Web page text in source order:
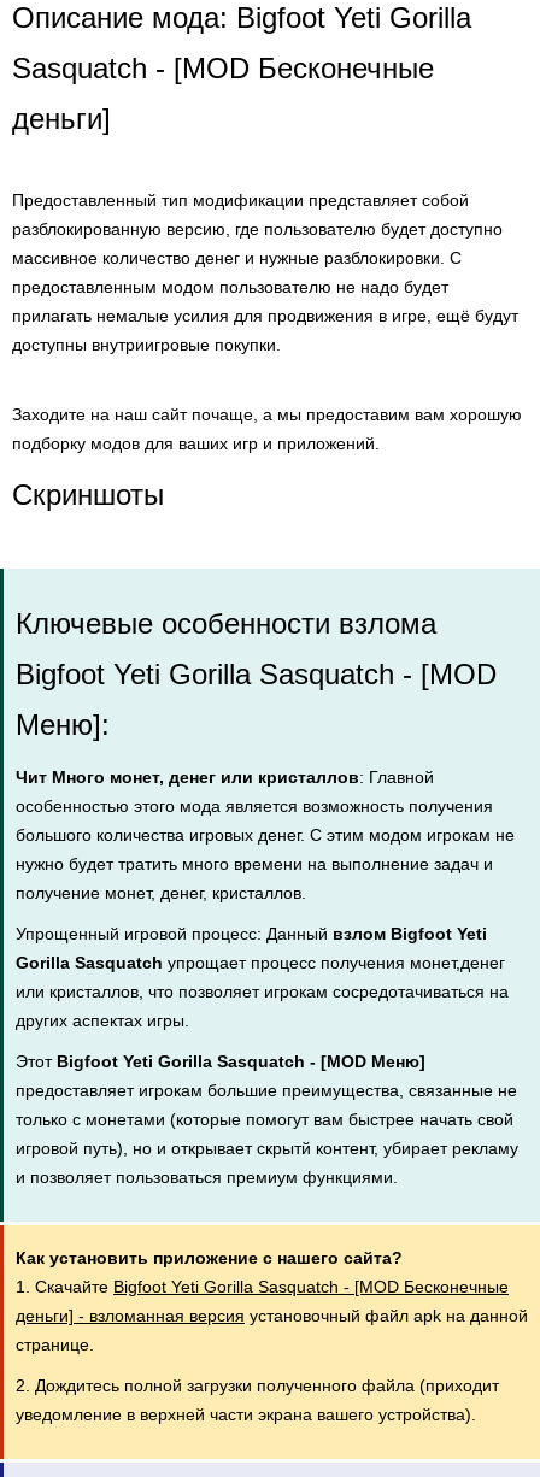
Описание мода: Bigfoot Yeti Gorilla
Sasquatch - [MOD Бесконечные
деньги]
Предоставленный тип модификации представляет собой
разблокированную версию, где пользователю будет доступно
массивное количество денег и нужные разблокировки. С
предоставленным модом пользователю не надо будет
прилагать немалые усилия для продвижения в игре, ещё будут
доступны внутриигровые покупки.
Заходите на наш сайт почаще, а мы предоставим вам хорошую
подборку модов для ваших игр и приложений.
Скриншоты
Ключевые особенности взлома
Bigfoot Yeti Gorilla Sasquatch - [MOD
Меню]:
Чит Много монет, денег или кристаллов: Главной
особенностью этого мода является возможность получения
большого количества игровых денег. С этим модом игрокам не
нужно будет тратить много времени на выполнение задач и
получение монет, денег, кристаллов.
Упрощенный игровой процесс: Данный взлом Bigfoot Yeti
Gorilla Sasquatch упрощает процесс получения монет,денег
или кристаллов, что позволяет игрокам сосредотачиваться на
других аспектах игры.
Этот Bigfoot Yeti Gorilla Sasquatch - [MOD Меню]
предоставляет игрокам большие преимущества, связанные не
только с монетами (которые помогут вам быстрее начать свой
игровой путь), но и открывает скрытй контент, убирает рекламу
и позволяет пользоваться премиум функциями.
Как установить приложение с нашего сайта?
1. Скачайте Bigfoot Yeti Gorilla Sasquatch - [MOD Бесконечные
деньги] - взломанная версия установочный файл apk на данной
странице.
2. Дождитесь полной загрузки полученного файла (приходит
уведомление в верхней части экрана вашего устройства).